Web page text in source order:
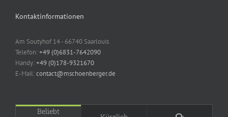
Kontaktinformationen
Am Soutyhof 14 - 66740 Saarlouis
Telefon:+49 (0)6831-7642090
Handy:+49 (0)178-9321670
E-Mail:contact@mschoenberger.de
Beliebt